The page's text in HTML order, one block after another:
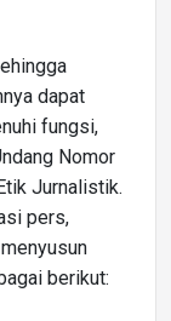
dapat
fungsi,
Nomor
Jurnalistik.
pers,
berikut: